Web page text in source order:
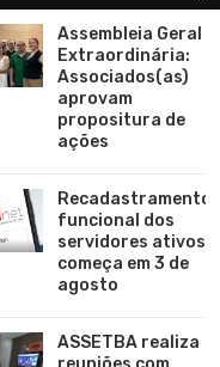
Assembleia Geral
Extraordinária:
Associados(as)
aprovam
propositura de
ações
Recadastramento
funcional dos
servidores ativos
começa em 3 de
agosto
ASSETBA realiza